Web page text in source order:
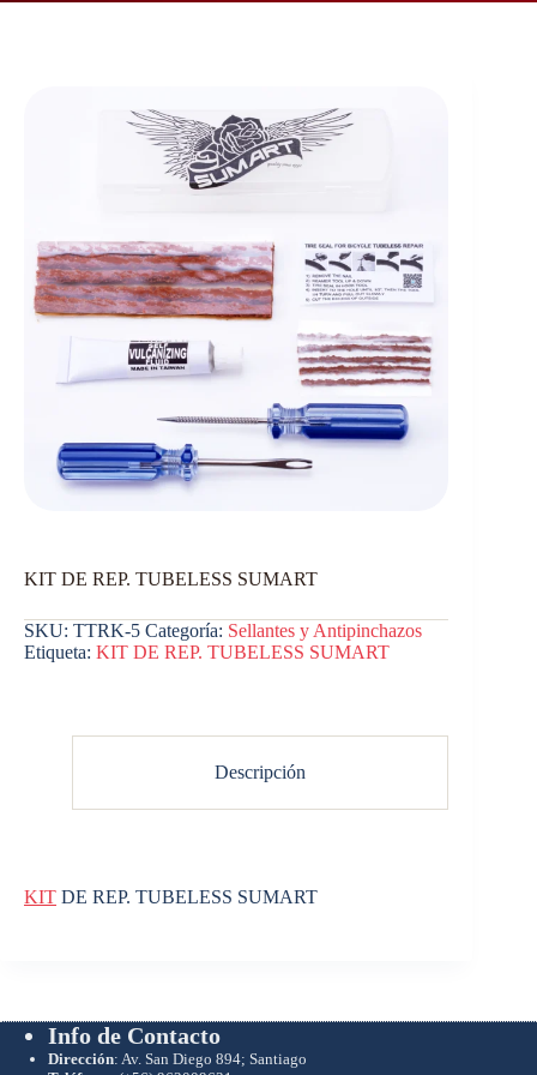
KIT DE REP. TUBELESS SUMART
SKU: TTRK-5 Categoría: Sellantes y Antipinchazos
Etiqueta: KIT DE REP. TUBELESS SUMART
Descripción
KIT DE REP. TUBELESS SUMART
Info de Contacto
Dirección: Av. San Diego 894; Santiago